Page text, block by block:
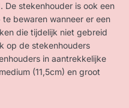
De stekenhouder is ook een
bewaren wanneer er een
die tijdelijk niet gebreid
op de stekenhouders
in aantrekkelijke
(11,5cm) en groot